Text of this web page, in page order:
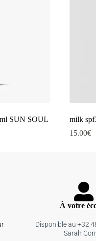
SUN SOUL
milk
15.00€
À votre
Disponible au +32
Sarah